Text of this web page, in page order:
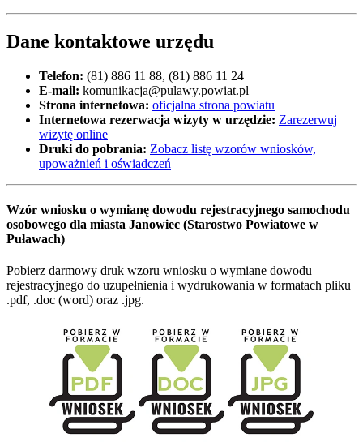
Dane kontaktowe urzędu
Telefon: (81) 886 11 88, (81) 886 11 24
E-mail: komunikacja@pulawy.powiat.pl
Strona internetowa: oficjalna strona powiatu
Internetowa rezerwacja wizyty w urzędzie: Zarezerwuj
wizytę online
Druki do pobrania: Zobacz listę wzorów wniosków,
upoważnień i oświadczeń
Wzór wniosku o wymianę dowodu rejestracyjnego samochodu
osobowego dla miasta Janowiec (Starostwo Powiatowe w
Puławach)
Pobierz darmowy druk wzoru wniosku o wymiane dowodu
rejestracyjnego do uzupełnienia i wydrukowania w formatach pliku
.pdf, .doc (word) oraz .jpg.